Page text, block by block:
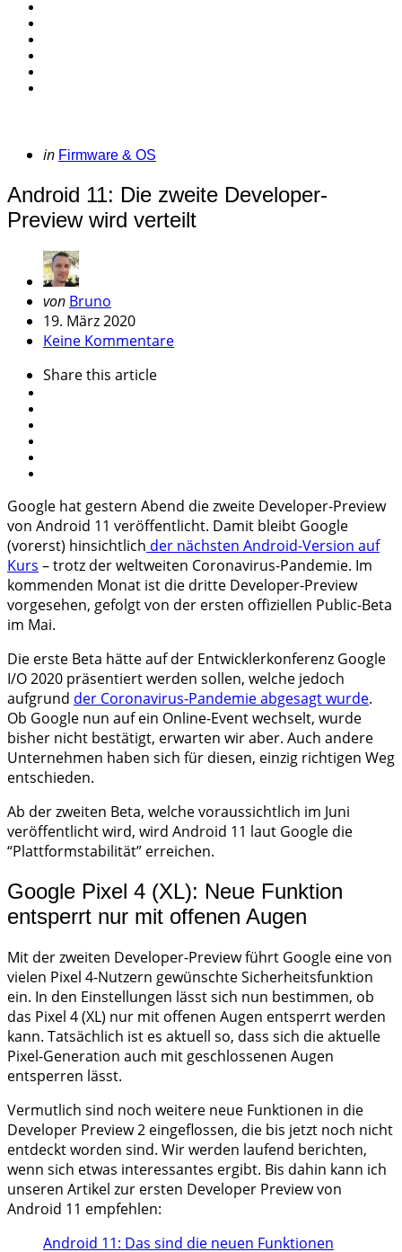
Categories
Posted
in Firmware & OS
Android 11: Die zweite Developer-
Preview wird verteilt
Geschrieben
von
von Bruno
19. März 2020
Keine Kommentare
Sharethis article
Google hat gestern Abend die zweite Developer-Preview
von Android 11 veröffentlicht. Damit bleibt Google
(vorerst) hinsichtlich der nächsten Android-Version auf
Kurs – trotz der weltweiten Coronavirus-Pandemie. Im
kommenden Monat ist die dritte Developer-Preview
vorgesehen, gefolgt von der ersten offiziellen Public-Beta
im Mai.
Die erste Beta hätte auf der Entwicklerkonferenz Google
I/O 2020 präsentiert werden sollen, welche jedoch
aufgrund der Coronavirus-Pandemie abgesagt wurde.
Ob Google nun auf ein Online-Event wechselt, wurde
bisher nicht bestätigt, erwarten wir aber. Auch andere
Unternehmen haben sich für diesen, einzig richtigen Weg
entschieden.
Ab der zweiten Beta, welche voraussichtlich im Juni
veröffentlicht wird, wird Android 11 laut Google die
“Plattformstabilität” erreichen.
Google Pixel 4 (XL): Neue Funktion
entsperrt nur mit offenen Augen
Mit der zweiten Developer-Preview führt Google eine von
vielen Pixel 4-Nutzern gewünschte Sicherheitsfunktion
ein. In den Einstellungen lässt sich nun bestimmen, ob
das Pixel 4 (XL) nur mit offenen Augen entsperrt werden
kann. Tatsächlich ist es aktuell so, dass sich die aktuelle
Pixel-Generation auch mit geschlossenen Augen
entsperren lässt.
Vermutlich sind noch weitere neue Funktionen in die
Developer Preview 2 eingeflossen, die bis jetzt noch nicht
entdeckt worden sind. Wir werden laufend berichten,
wenn sich etwas interessantes ergibt. Bis dahin kann ich
unseren Artikel zur ersten Developer Preview von
Android 11 empfehlen:
Android 11: Das sind die neuen Funktionen